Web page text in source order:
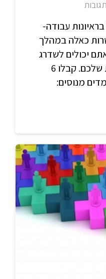
תגובות
עבודה-
כאלה במהלך
יכולים לשדרג
את כישורי ההתראיינות שלכם. קבלו 6
מנוסים: